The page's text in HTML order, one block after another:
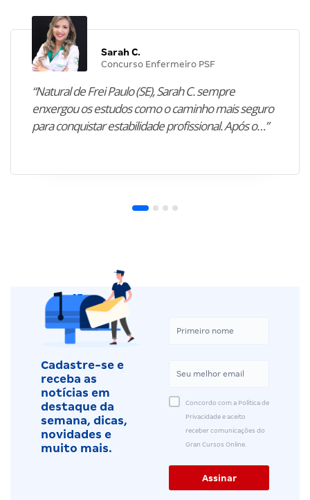
Sarah C.
Concurso Enfermeiro PSF
“Natural de Frei Paulo (SE), Sarah C. sempre
enxergou os estudos como o caminho mais seguro
para conquistar estabilidade profissional. Após o…”
Cadastre-se e
receba as
notícias em
destaque da
semana, dicas,
novidades e
muito mais.
Concordo com a Política de
Privacidade e aceito
receber comunicações do
Gran Cursos Online.